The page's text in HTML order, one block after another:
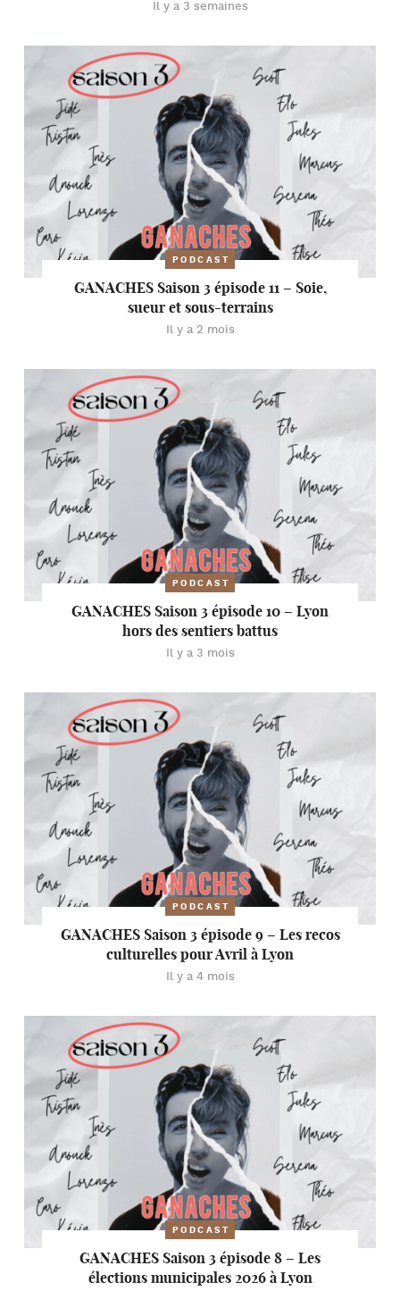
Il y a 3 semaines
PODCAST
GANACHES Saison 3 épisode 11 – Soie,
sueur et sous-terrains
Il y a 2 mois
PODCAST
GANACHES Saison 3 épisode 10 – Lyon
hors des sentiers battus
Il y a 3 mois
PODCAST
GANACHES Saison 3 épisode 9 – Les recos
culturelles pour Avril à Lyon
Il y a 4 mois
PODCAST
GANACHES Saison 3 épisode 8 – Les
élections municipales 2026 à Lyon